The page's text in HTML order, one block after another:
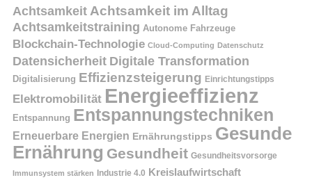
Achtsamkeit Achtsamkeit im Alltag
Achtsamkeitstraining Autonome Fahrzeuge
Blockchain-Technologie Cloud-Computing Datenschutz
Datensicherheit Digitale Transformation
Digitalisierung Effizienzsteigerung Einrichtungstipps
Elektromobilität Energieeffizienz
Entspannung Entspannungstechniken
Erneuerbare Energien Ernährungstipps Gesunde
Ernährung Gesundheit Gesundheitsvorsorge
Immunsystem stärken Industrie 4.0 Kreislaufwirtschaft